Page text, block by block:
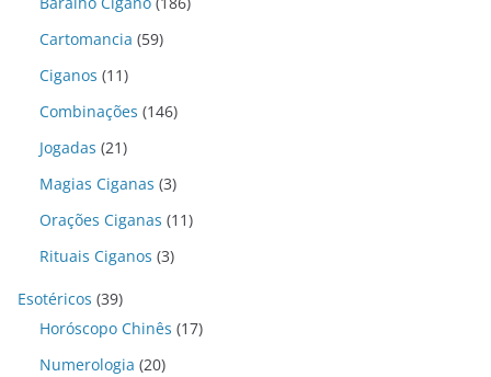
Cartomancia (59)
Ciganos (11)
Combinações (146)
Jogadas (21)
Magias Ciganas (3)
Orações Ciganas (11)
Rituais Ciganos (3)
Esotéricos (39)
Horóscopo Chinês (17)
Numerologia (20)